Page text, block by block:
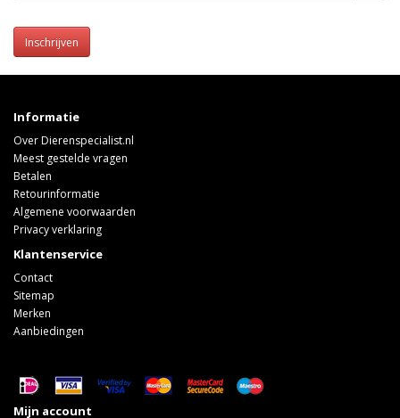
Inschrijven
Informatie
Over Dierenspecialist.nl
Meest gestelde vragen
Betalen
Retourinformatie
Algemene voorwaarden
Privacy verklaring
Klantenservice
Contact
Sitemap
Merken
Aanbiedingen
Mijn account